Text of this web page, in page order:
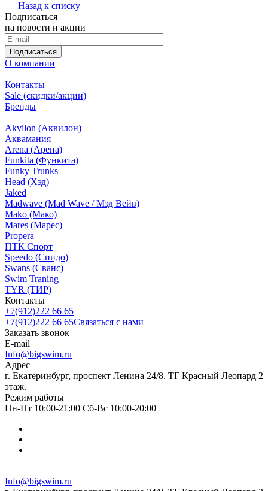
Назад к списку
Подписаться
на новости и акции
Подписаться
О компании
Контакты
Sale (скидки/акции)
Бренды
Akvilon (Аквилон)
Аквамания
Arena (Арена)
Funkita (Функита)
Funky Trunks
Head (Хэд)
Jaked
Madwave (Mad Wave / Мэд Вейв)
Mako (Мако)
Mares (Марес)
Propera
ПТК Спорт
Speedo (Спидо)
Swans (Сванс)
Swim Traning
TYR (ТИР)
Контакты
+7(912)222 66 65
+7(912)222 66 65Связаться с нами
Заказать звонок
E-mail
Info@bigswim.ru
Адрес
г. Екатеринбург, проспект Ленина 24/8. ТГ Красный Леопард 2
этаж.
Режим работы
Пн-Пт 10:00-21:00 Сб-Вс 10:00-20:00
Info@bigswim.ru